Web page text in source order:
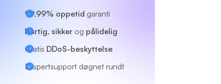
99,99% oppetid garanti
Hurtig, sikker og pålidelig
Gratis DDoS-beskyttelse
Ekspertsupport døgnet rundt